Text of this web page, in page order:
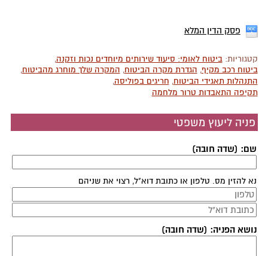
פסק הדין המלא
קטגוריות:ביטוח לאומי: סיעוד שירותים מיוחדים נכות וזקנה,
ביטוח רכב מקיף, הגדרת מקרה הביטוח, המקרה שלך מוחרג מהביטוח,
התנהלות תאגידי הביטוח, חריגים בפוליסה,
תקיפה התאבדות טרור מלחמה
פניה ליעוץ משפטי
שם: (שדה חובה)
נא להזין מס. טלפון או כתובת דוא"ל, רצוי את שניהם
נושא הפניה: (שדה חובה)